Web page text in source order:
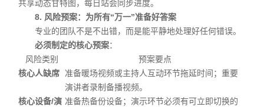
共享动态甘特图，每日站会同步进度。
8. 风险预案：为所有“万一”准备好答案
专业的团队不是不出错，而是能平静地处理好任何错误。
必须制定的核心预案：
风险类别
预案要点
核心人缺席
准备暖场视频或主持人互动环节拖延时间；重要
演讲者录制备播视频。
核心设备/演 准备热备份设备；演示环节必须有可立即切换的